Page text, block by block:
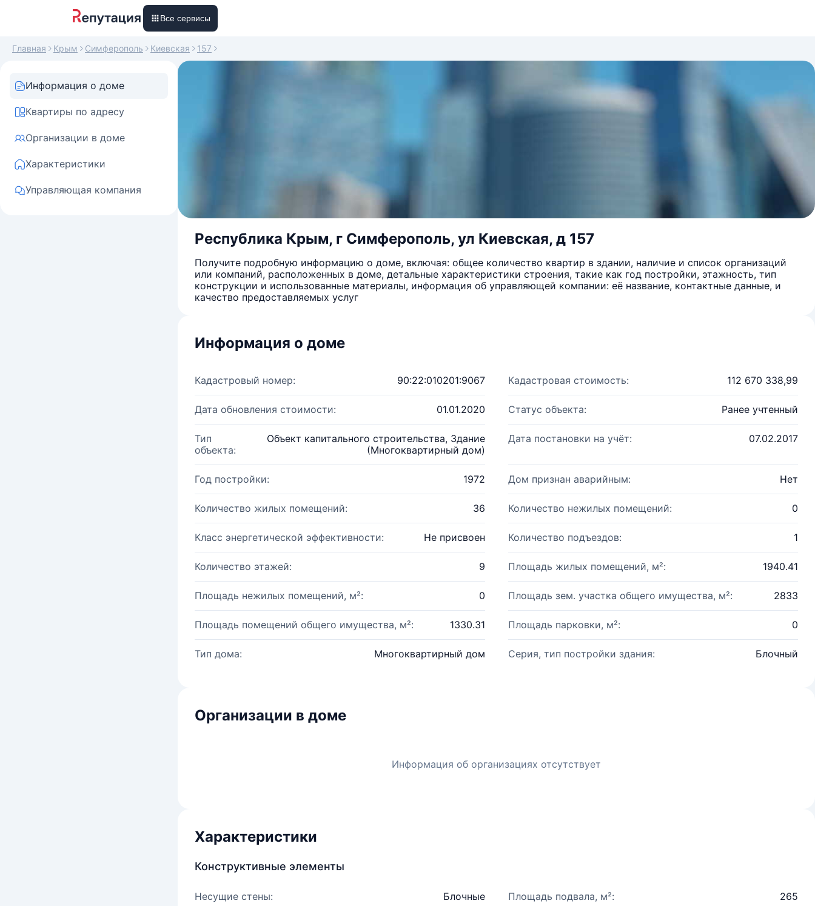
Все сервисы
Главная Крым Симферополь Киевская 157
Информация о доме
Квартиры по адресу
Организации в доме
Характеристики
Управляющая компания
Республика Крым, г Симферополь, ул Киевская, д 157
Получите подробную информацию о доме, включая: общее количество квартир в здании, наличие и список организаций
или компаний, расположенных в доме, детальные характеристики строения, такие как год постройки, этажность, тип
конструкции и использованные материалы, информация об управляющей компании: её название, контактные данные, и
качество предоставляемых услуг
Информация о доме
Кадастровый номер: 90:22:010201:9067 Кадастровая стоимость: 112 670 338,99
Дата обновления стоимости: 01.01.2020 Статус объекта: Ранее учтенный
Тип
объекта:
Объект капитального строительства, Здание
(Многоквартирный дом)
Дата постановки на учёт: 07.02.2017
Год постройки: 1972 Дом признан аварийным: Нет
Количество жилых помещений: 36 Количество нежилых помещений: 0
Класс энергетической эффективности: Не присвоен Количество подъездов: 1
Количество этажей: 9 Площадь жилых помещений, м²: 1940.41
Площадь нежилых помещений, м²: 0 Площадь зем. участка общего имущества, м²: 2833
Площадь помещений общего имущества, м²: 1330.31 Площадь парковки, м²: 0
Тип дома: Многоквартирный дом Серия, тип постройки здания: Блочный
Организации в доме
Информация об организациях отсутствует
Характеристики
Конструктивные элементы
Несущие стены: Блочные Площадь подвала, м²: 265